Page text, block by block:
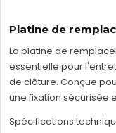
Platine de
La platine de
essentielle pour
de clôture. Conçue
une fixation sécurisée
Spécifications